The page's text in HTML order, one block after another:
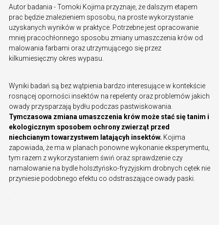
Autor badania - Tomoki Kojima przyznaje, że dalszym etapem
prac będzie znalezieniem sposobu, na proste wykorzystanie
uzyskanych wyników w praktyce. Potrzebne jest opracowanie
mniej pracochłonnego sposobu zmiany umaszczenia krów od
malowania farbami oraz utrzymującego się przez
kilkumiesięczny okres wypasu.
Wyniki badań są bez wątpienia bardzo interesujące w kontekście
rosnącej oporności insektów na repelenty oraz problemów jakich
owady przysparzają bydłu podczas pastwiskowania.
Tymczasowa zmiana umaszczenia krów może stać się tanim i
ekologicznym sposobem ochrony zwierząt przed
niechcianym towarzystwem latającyh insektów. Kojima
zapowiada, że ma w planach ponowne wykonanie eksperymentu,
tym razem z wykorzystaniem świń oraz sprawdzenie czy
namalowanie na bydle holsztyńsko-fryzyjskim drobnych cętek nie
przyniesie podobnego efektu co odstraszające owady paski.